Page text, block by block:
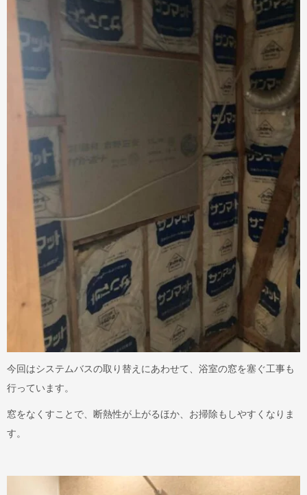
今回はシステムバスの取り替えにあわせて、浴室の窓を塞ぐ工事も
行っています。
窓をなくすことで、断熱性が上がるほか、お掃除もしやすくなりま
す。